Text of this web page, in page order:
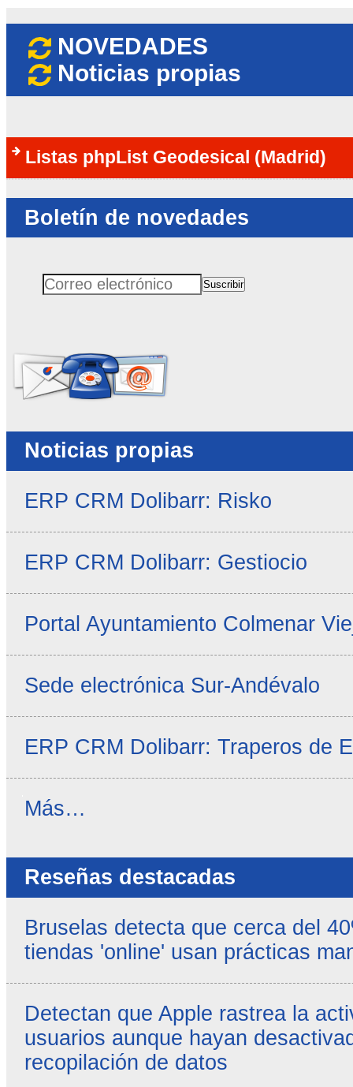
NOVEDADES
Noticias propias
Listas phpList Geodesical (Madrid)
Boletín de novedades
Correo electrónicoSuscribir
Noticias propias
ERP CRM Dolibarr: Risko
ERP CRM Dolibarr: Gestiocio
Portal Ayuntamiento Colmenar
Sede electrónica Sur-Andévalo
ERP CRM Dolibarr: Traperos de
Noticias
Más…
Reseñas destacadas
Bruselas detecta que cerca del
tiendas 'online' usan prácticas
Detectan que Apple rastrea la
usuarios aunque hayan
recopilación de datos